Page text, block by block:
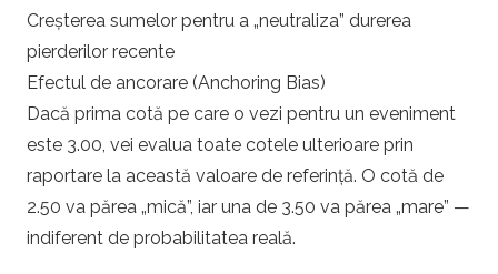
Creșterea sumelor pentru a „neutraliza” durerea
pierderilor recente
Efectul de ancorare (Anchoring Bias)
Dacă prima cotă pe care o vezi pentru un eveniment
este 3.00, vei evalua toate cotele ulterioare prin
raportare la această valoare de referință. O cotă de
2.50 va părea „mică”, iar una de 3.50 va părea „mare” —
indiferent de probabilitatea reală.